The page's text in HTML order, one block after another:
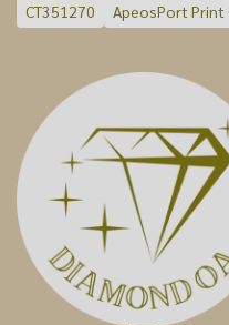
CT351270
ApeosPort Print